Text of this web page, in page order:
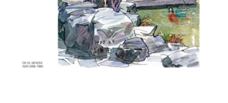
制度法规
联系我们